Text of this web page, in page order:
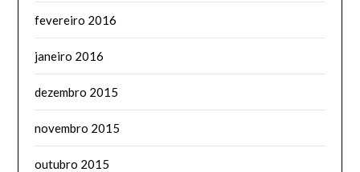
fevereiro 2016
janeiro 2016
dezembro 2015
novembro 2015
outubro 2015